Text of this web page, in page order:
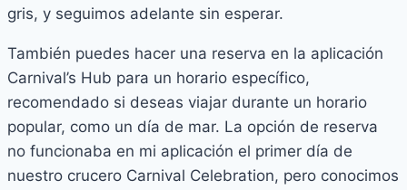
gris, y seguimos adelante sin esperar.
También puedes hacer una reserva en la aplicación
Carnival’s Hub para un horario específico,
recomendado si deseas viajar durante un horario
popular, como un día de mar. La opción de reserva
no funcionaba en mi aplicación el primer día de
nuestro crucero Carnival Celebration, pero conocimos